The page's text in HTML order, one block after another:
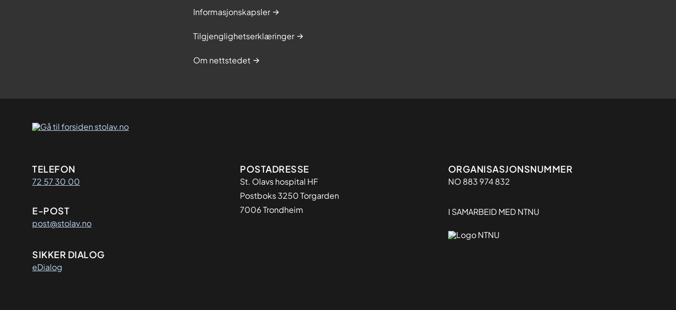
Informasjonskapsler
Tilgjenglighetserklæringer
Om nettstedet
Kontaktinformasjon
TELEFON
72 57 30 00
E-POST
post@stolav.no
SIKKER DIALOG
eDialog
Adresse
POSTADRESSE
St. Olavs hospital HF
Postboks 3250 Torgarden
7006 Trondheim
Organisasjon
ORGANISASJONSNUMMER
NO 883 974 832
I SAMARBEID MED NTNU